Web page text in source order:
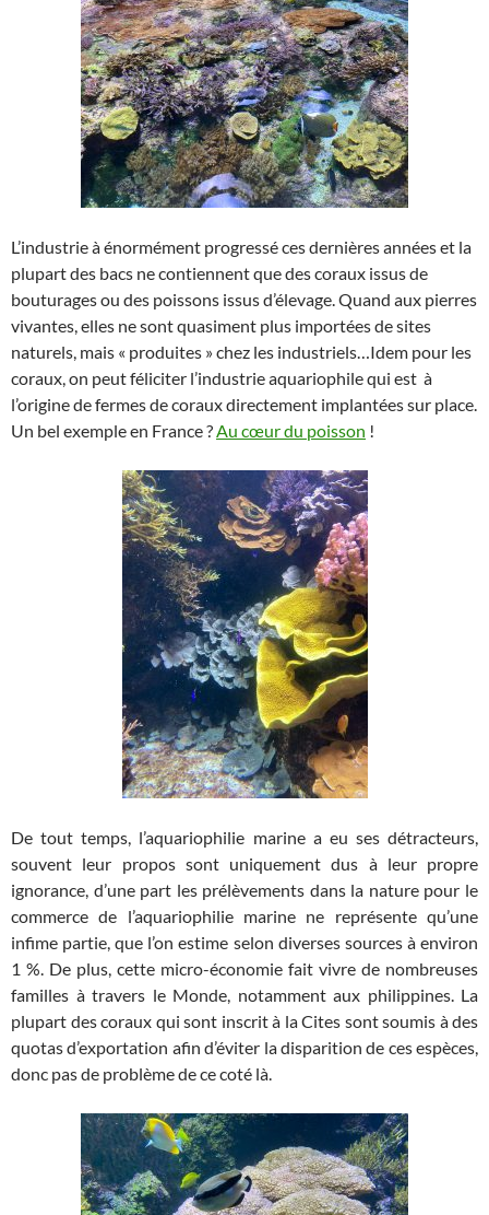
L’industrie à énormément progressé ces dernières années et la
plupart des bacs ne contiennent que des coraux issus de
bouturages ou des poissons issus d’élevage. Quand aux pierres
vivantes, elles ne sont quasiment plus importées de sites
naturels, mais « produites » chez les industriels…Idem pour les
coraux, on peut féliciter l’industrie aquariophile qui est à
l’origine de fermes de coraux directement implantées sur place.
Un bel exemple en France ?Au cœur du poisson !
De tout temps, l’aquariophilie marine a eu ses détracteurs,
souvent leur propos sont uniquement dus à leur propre
ignorance, d’une part les prélèvements dans la nature pour le
commerce de l’aquariophilie marine ne représente qu’une
infime partie, que l’on estime selon diverses sources à environ
1 %. De plus, cette micro-économie fait vivre de nombreuses
familles à travers le Monde, notamment aux philippines. La
plupart des coraux qui sont inscrit à la Cites sont soumis à des
quotas d’exportation afin d’éviter la disparition de ces espèces,
donc pas de problème de ce coté là.